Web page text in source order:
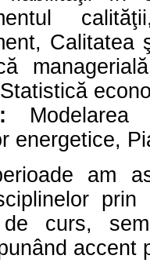
Calitatea
Modelarea
energetice,
am
prin
de curs,
accent